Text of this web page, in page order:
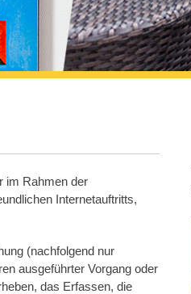
im Rahmen der
Internetauftritts,
(nachfolgend nur
ausgeführter Vorgang oder
das Erfassen, die